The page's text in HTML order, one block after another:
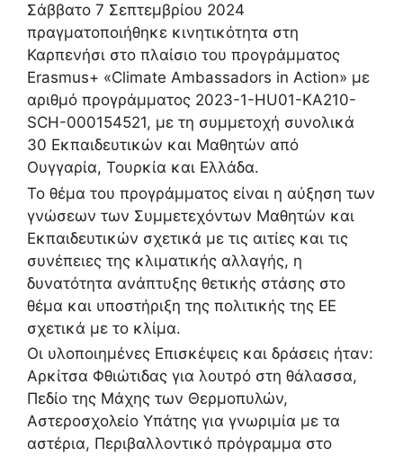
Σάββατο 7 Σεπτεμβρίου 2024
πραγματοποιήθηκε κινητικότητα στη
Καρπενήσι στο πλαίσιο του προγράμματος
Erasmus+ «Climate Ambassadors in Action» με
αριθμό προγράμματος 2023-1-HU01-KA210-
SCH-000154521, με τη συμμετοχή συνολικά
30 Εκπαιδευτικών και Μαθητών από
Ουγγαρία, Τουρκία και Ελλάδα.
Το θέμα του προγράμματος είναι η αύξηση των
γνώσεων των Συμμετεχόντων Μαθητών και
Εκπαιδευτικών σχετικά με τις αιτίες και τις
συνέπειες της κλιματικής αλλαγής, η
δυνατότητα ανάπτυξης θετικής στάσης στο
θέμα και υποστήριξη της πολιτικής της ΕΕ
σχετικά με το κλίμα.
Οι υλοποιημένες Επισκέψεις και δράσεις ήταν:
Αρκίτσα Φθιώτιδας για λουτρό στη θάλασσα,
Πεδίο της Μάχης των Θερμοπυλών,
Αστεροσχολείο Υπάτης για γνωριμία με τα
αστέρια, Περιβαλλοντικό πρόγραμμα στο